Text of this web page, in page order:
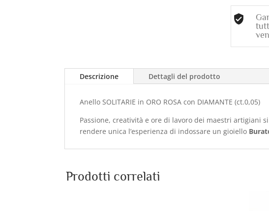
Descrizione Dettagli del prodotto
Anello SOLITARIE in ORO ROSA con DIAMANTE (ct.0,05)
Passione, creatività e ore di lavoro dei maestri artigiani
rendere unica l’esperienza di indossare un gioiello
Prodotti correlati